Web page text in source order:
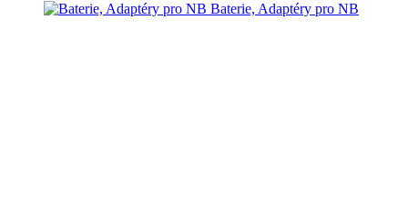
Baterie, Adaptéry pro NB